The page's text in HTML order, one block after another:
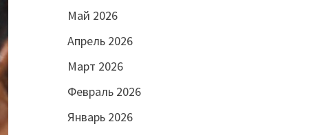
Май 2026
Апрель 2026
Март 2026
Февраль 2026
Январь 2026